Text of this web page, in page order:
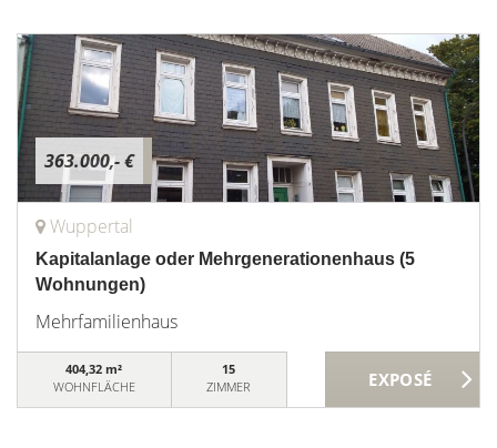
363.000,- €
Wuppertal
Kapitalanlage oder Mehrgenerationenhaus (5
Wohnungen)
Mehrfamilienhaus
404,32 m²
WOHNFLÄCHE
15
ZIMMER